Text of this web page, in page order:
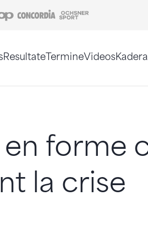
Coop Concordia
ResultateTermineVideos
en forme
la crise